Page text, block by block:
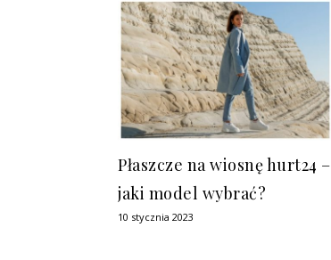
Płaszcze na wiosnę hurt24 –
jaki model wybrać?
10 stycznia 2023